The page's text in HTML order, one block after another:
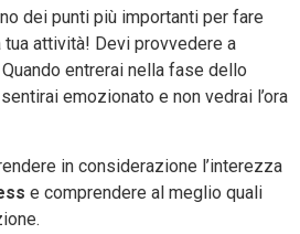
dei punti più importanti per fare
attività! Devi provvedere a
Quando entrerai nella fase dello
emozionato e non vedrai l’ora
in considerazione l’interezza
e comprendere al meglio quali